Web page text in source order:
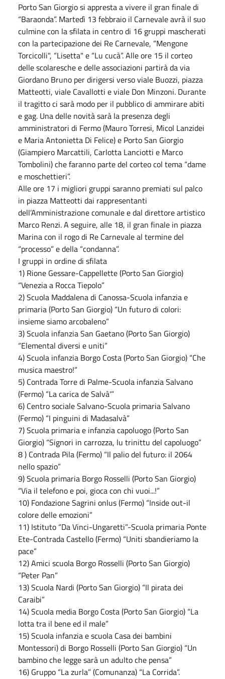
Porto San Giorgio si appresta a vivere il gran finale di
“Baraonda”. Martedì 13 febbraio il Carnevale avrà il suo
culmine con la sfilata in centro di 16 gruppi mascherati
con la partecipazione dei Re Carnevale, “Mengone
Torcicolli", “Lisetta" e “Lu cucà”. Alle ore 15 il corteo
delle scolaresche e delle associazioni partirà da via
Giordano Bruno per dirigersi verso viale Buozzi, piazza
Matteotti, viale Cavallotti e viale Don Minzoni. Durante
il tragitto ci sarà modo per il pubblico di ammirare abiti
e gag. Una delle novità sarà la presenza degli
amministratori di Fermo (Mauro Torresi, Micol Lanzidei
e Maria Antonietta Di Felice) e Porto San Giorgio
(Giampiero Marcattili, Carlotta Lanciotti e Marco
Tombolini) che faranno parte del corteo col tema “dame
e moschettieri”.
Alle ore 17 i migliori gruppi saranno premiati sul palco
in piazza Matteotti dai rappresentanti
dell’Amministrazione comunale e dal direttore artistico
Marco Renzi. A seguire, alle 18, il gran finale in piazza
Marina con il rogo di Re Carnevale al termine del
“processo” e della “condanna”.
I gruppi in ordine di sfilata
1) Rione Gessare-Cappellette (Porto San Giorgio)
“Venezia a Rocca Tiepolo”
2) Scuola Maddalena di Canossa-Scuola infanzia e
primaria (Porto San Giorgio) “Un futuro di colori:
insieme siamo arcobaleno”
3) Scuola infanzia San Gaetano (Porto San Giorgio)
“Elemental diversi e uniti”
4) Scuola infanzia Borgo Costa (Porto San Giorgio) “Che
musica maestro!”
5) Contrada Torre di Palme-Scuola infanzia Salvano
(Fermo) “La carica de Salvà'”
6) Centro sociale Salvano-Scuola primaria Salvano
(Fermo) “I pinguini di Madasalvà”
7) Scuola primaria e infanzia capoluogo (Porto San
Giorgio) “Signori in carrozza, lu trinittu del capoluogo”
8 ) Contrada Pila (Fermo) “Il palio del futuro: il 2064
nello spazio”
9) Scuola primaria Borgo Rosselli (Porto San Giorgio)
“Via il telefono e poi, gioca con chi vuoi...!”
10) Fondazione Sagrini onlus (Fermo) “Inside out-il
colore delle emozioni”
11) Istituto “Da Vinci-Ungaretti”-Scuola primaria Ponte
Ete-Contrada Castello (Fermo) “Uniti sbandieriamo la
pace”
12) Amici scuola Borgo Rosselli (Porto San Giorgio)
“Peter Pan”
13) Scuola Nardi (Porto San Giorgio) “Il pirata dei
Caraibi”
14) Scuola media Borgo Costa (Porto San Giorgio) “La
lotta tra il bene ed il male”
15) Scuola infanzia e scuola Casa dei bambini
Montessori) di Borgo Rosselli (Porto San Giorgio) “Un
bambino che legge sarà un adulto che pensa”
16) Gruppo “La zurla” (Comunanza) “La Corrida”.